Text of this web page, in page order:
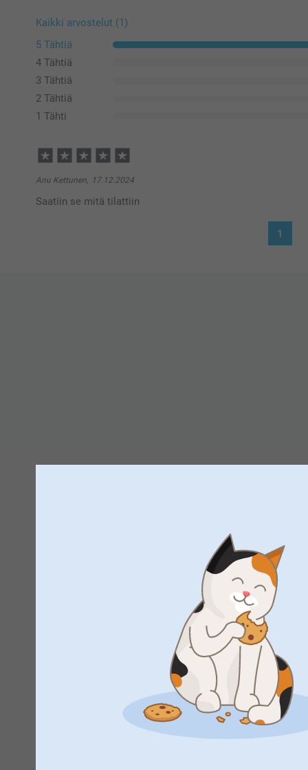
Kaikki arvostelut (1)
5 Tähtiä
4 Tähtiä
3 Tähtiä
2 Tähtiä
1 Tähti
Anu Kettunen, 17.12.2024
Saatiin se mitä tilattiin
1